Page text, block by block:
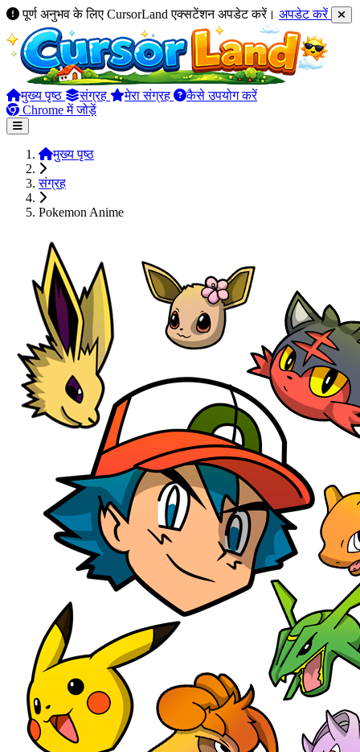
पूर्ण अनुभव के लिए CursorLand एक्सटेंशन अपडेट करें। अपडेट करें
मुख्य पृष्ठ संग्रह मेरा संग्रह
कैसे उपयोग करें
Chrome में जोड़ें
मुख्य पृष्ठ
संग्रह
Pokemon Anime